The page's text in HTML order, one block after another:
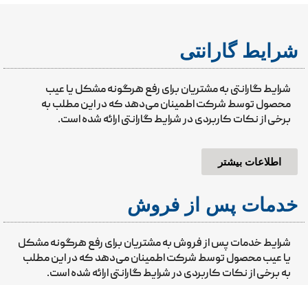
شرایط گارانتی
شرایط گارانتی به مشتریان برای رفع هرگونه مشکل یا عیب
محصول توسط شرکت اطمینان می‌دهد که در این مطلب به
برخی از نکات کاربردی در شرایط گارانتی ارائه شده است.
اطلاعات بیشتر
خدمات پس از فروش
شرایط خدمات پس از فروش به مشتریان برای رفع هرگونه مشکل
یا عیب محصول توسط شرکت اطمینان می‌دهد که در این مطلب
به برخی از نکات کاربردی در شرایط گارانتی ارائه شده است.